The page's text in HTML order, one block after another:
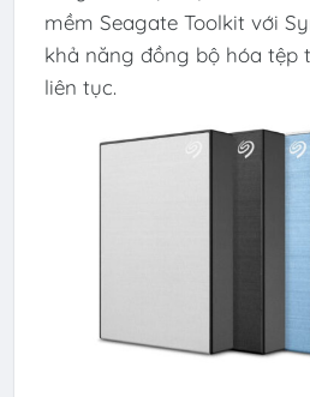
mềm Seagate Toolkit với
khả năng đồng bộ hóa tệp
liên tục.